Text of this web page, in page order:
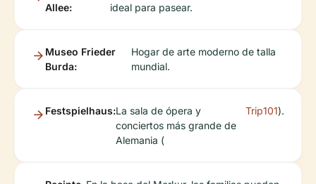
Allee:
ideal para pasear.
Museo Frieder
Burda:
Hogar de arte moderno de talla
mundial.
Festspielhaus:La sala de ópera y
conciertos más grande de
Alemania (
Trip101).